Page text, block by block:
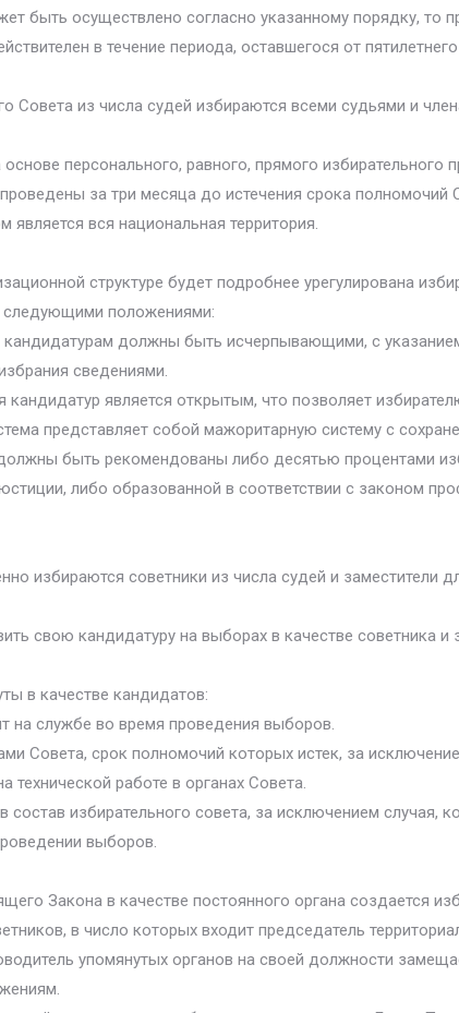
быть осуществлено согласно указанному порядку, то
в течение периода, оставшегося от
Совета из числа судей избираются всеми судьями и
персонального, равного, прямого
за три месяца до истечения срока полномочий
является вся национальная территория.
структуре будет подробнее урегулирована
положениями:
должны быть исчерпывающими, с
сведениями.
является открытым, что позволяет
представляет собой мажоритарную систему с
быть рекомендованы либо десятью процентами
либо образованной в соответствии с законом
избираются советники из числа судей и заместители
свою кандидатуру на выборах в качестве советника и
в качестве кандидатов:
на службе во время проведения выборов.
Совета, срок полномочий которых истек, за
технической работе в органах Совета.
состав избирательного совета, за исключением
выборов.
Закона в качестве постоянного органа создается
в число которых входит председатель
упомянутых органов на своей должности